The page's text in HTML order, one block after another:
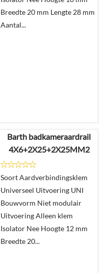
Breedte 20 mm Lengte 28 mm
Aantal...
€6,85
€4,22
Details
In
winkelmand
Barth badkameraardrail
4X6+2X25+2X25MM2
Soort Aardverbindingsklem
Universeel Uitvoering UNI
Bouwvorm Niet modulair
Uitvoering Alleen klem
Isolator Nee Hoogte 12 mm
Breedte 20...